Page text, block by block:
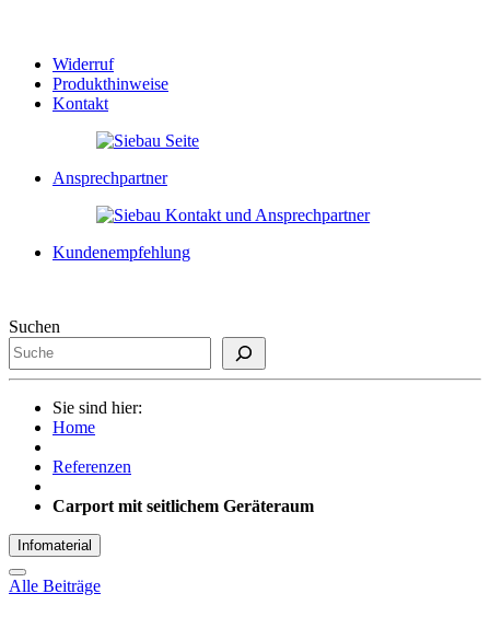
Widerruf
Produkthinweise
Kontakt
Ansprechpartner
Kundenempfehlung
Suchen
Sie sind hier:
Home
Referenzen
Carport mit seitlichem Geräteraum
Infomaterial
Alle Beiträge